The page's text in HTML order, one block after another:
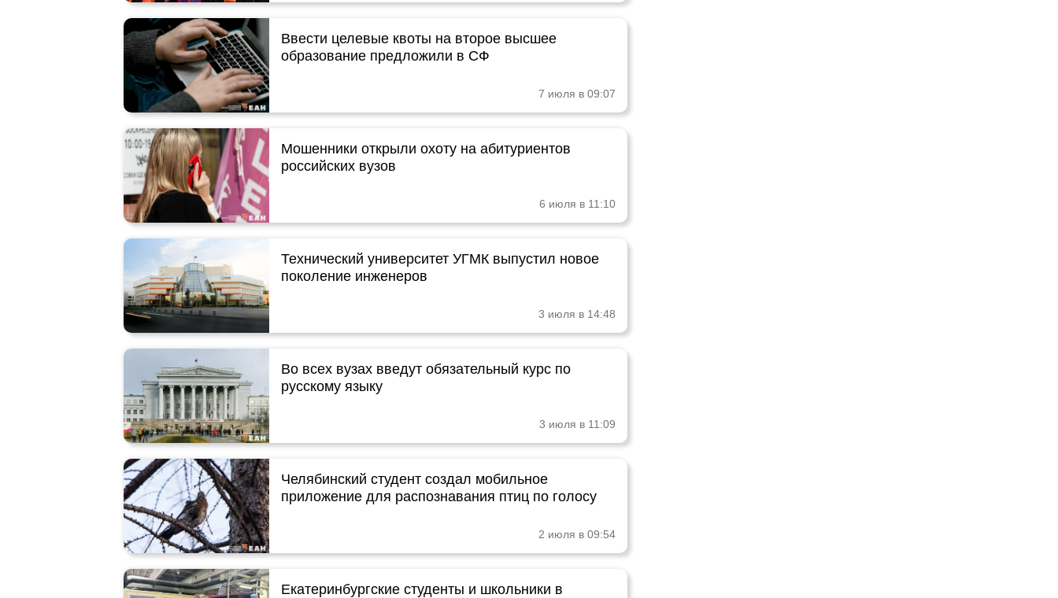
Ввести целевые квоты на второе высшее
образование предложили в СФ
7 июля в 09:07
Мошенники открыли охоту на абитуриентов
российских вузов
6 июля в 11:10
Технический университет УГМК выпустил новое
поколение инженеров
3 июля в 14:48
Во всех вузах введут обязательный курс по
русскому языку
3 июля в 11:09
Челябинский студент создал мобильное
приложение для распознавания птиц по голосу
2 июля в 09:54
Екатеринбургские студенты и школьники в